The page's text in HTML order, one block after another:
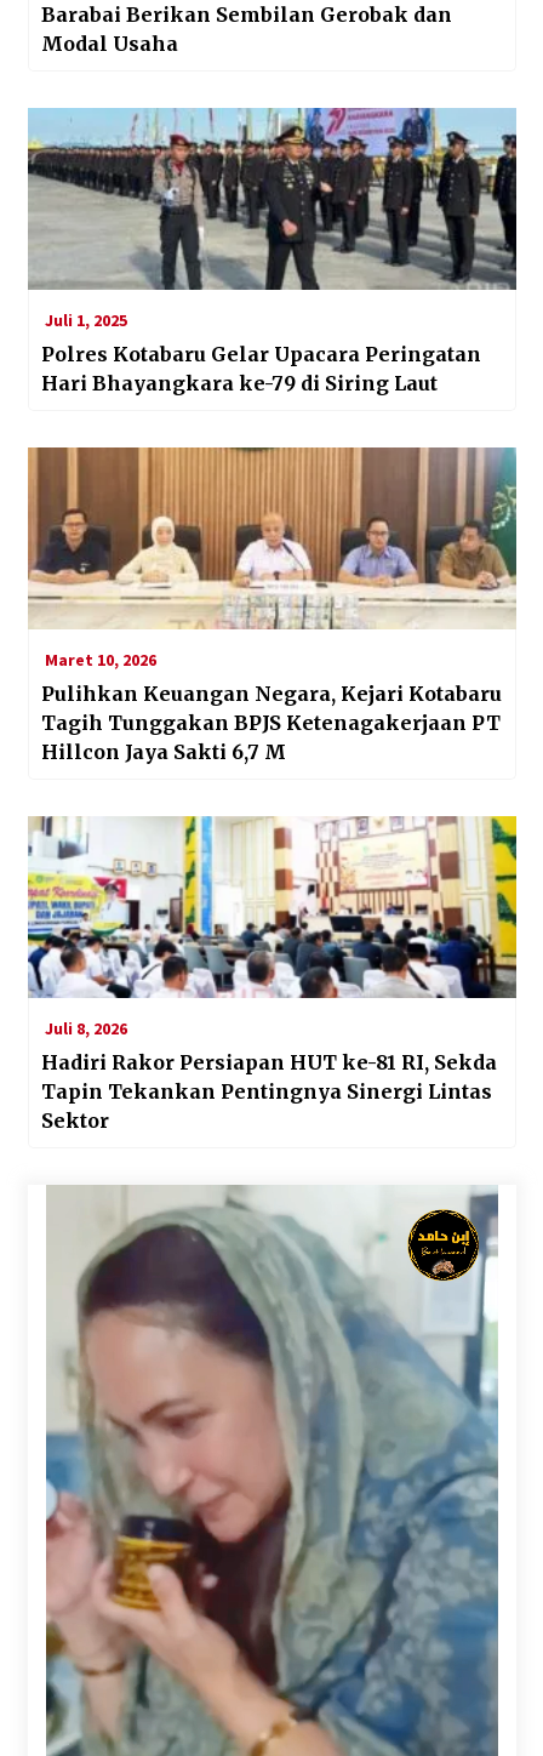
Barabai Berikan Sembilan Gerobak dan
Modal Usaha
Juli 1, 2025
Polres Kotabaru Gelar Upacara Peringatan
Hari Bhayangkara ke-79 di Siring Laut
Maret 10, 2026
Pulihkan Keuangan Negara, Kejari Kotabaru
Tagih Tunggakan BPJS Ketenagakerjaan PT
Hillcon Jaya Sakti 6,7 M
Juli 8, 2026
Hadiri Rakor Persiapan HUT ke-81 RI, Sekda
Tapin Tekankan Pentingnya Sinergi Lintas
Sektor